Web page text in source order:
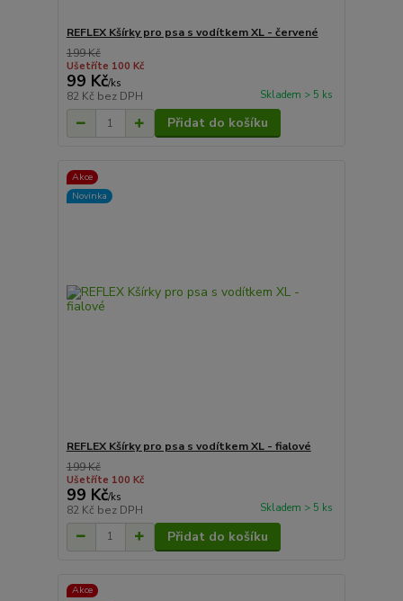
REFLEX Kšírky pro psa s vodítkem XL - červené
199 Kč
Ušetříte 100 Kč
99 Kč/ks
82 Kč bez DPH Skladem > 5 ks
Přidat do košíku
Akce
Novinka
REFLEX Kšírky pro psa s vodítkem XL - fialové
199 Kč
Ušetříte 100 Kč
99 Kč/ks
82 Kč bez DPH Skladem > 5 ks
Přidat do košíku
Akce